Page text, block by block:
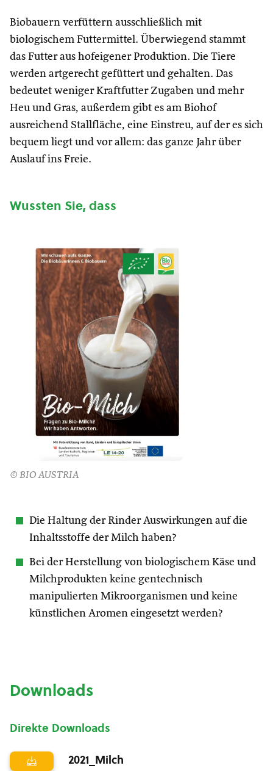
Biobauern verfüttern ausschließlich mit
biologischem Futtermittel. Überwiegend stammt
das Futter aus hofeigener Produktion. Die Tiere
werden artgerecht gefüttert und gehalten. Das
bedeutet weniger Kraftfutter Zugaben und mehr
Heu und Gras, außerdem gibt es am Biohof
ausreichend Stallfläche, eine Einstreu, auf der es sich
bequem liegt und vor allem: das ganze Jahr über
Auslauf ins Freie.
Wussten Sie, dass
© BIO AUSTRIA
Die Haltung der Rinder Auswirkungen auf die
Inhaltsstoffe der Milch haben?
Bei der Herstellung von biologischem Käse und
Milchprodukten keine gentechnisch
manipulierten Mikroorganismen und keine
künstlichen Aromen eingesetzt werden?
Downloads
Direkte Downloads
2021_Milch